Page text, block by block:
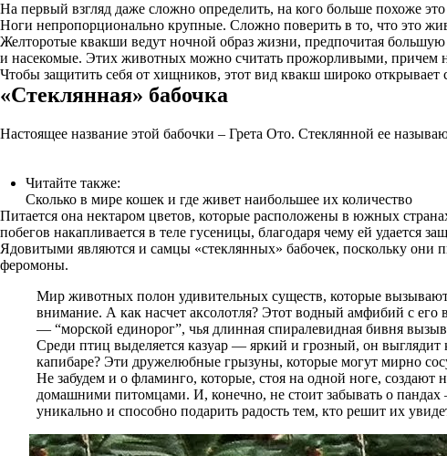
На первый взгляд даже сложно определить, на кого больше похоже
Ноги непропорционально крупные. Сложно поверить в то, что это
Желторотые квакши ведут ночной образ жизни, предпочитая
и насекомые. Этих животных можно считать прожорливыми, причем
Чтобы защитить себя от хищников, этот вид квакш широко
«Стеклянная» бабочка
Настоящее название этой бабочки – Грета Ото. Стеклянной ее
Читайте также:
Сколько в мире кошек и где живет наибольшее их количество
Питается она нектаром цветов, которые расположены в южных
побегов накапливается в теле гусеницы, благодаря чему ей удается
Ядовитыми являются и самцы «стеклянных» бабочек, поскольку они
феромоны.
Мир животных полон удивительных существ, которые
внимание. А как насчет аксолотля? Этот водный амфибий с
— “морской единорог”, чья длинная спиралевидная бивня
Среди птиц выделяется казуар — яркий и грозный, он
капибаре? Эти дружелюбные грызуны, которые могут мирно
Не забудем и о фламинго, которые, стоя на одной ноге,
домашними питомцами. И, конечно, не стоит забывать о
уникально и способно подарить радость тем, кто решит их